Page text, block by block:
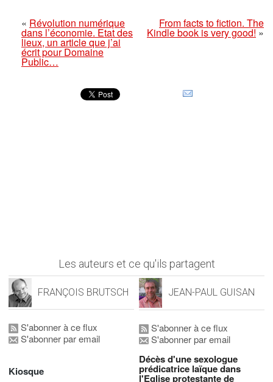
« Révolution numérique
dans l’économie. Etat des
lieux, un article que j’ai
écrit pour Domaine
Public…
From facts to fiction. The
Kindle book is very good!»
Les auteurs et ce qu'ils partagent
FRANÇOIS BRUTSCH
S'abonner à ce flux
S'abonner par email
Kiosque
JEAN-PAUL GUISAN
S'abonner à ce flux
S'abonner par email
Décès d'une sexologue
prédicatrice laïque dans
l'Eglise protestante de